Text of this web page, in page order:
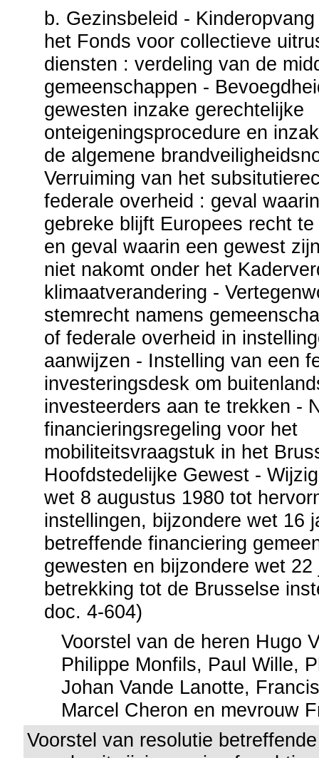
b. Gezinsbeleid -
het Fonds voor collectieve
diensten : verdeling van de
gemeenschappen -
gewesten inzake gerechtelijke
onteigeningsprocedure en
de algemene
Verruiming van het
federale overheid : geval
gebreke blijft Europees recht
en geval waarin een gewest
niet nakomt onder het
klimaatverandering -
stemrecht namens
of federale overheid in
aanwijzen - Instelling van een
investeringsdesk om
investeerders aan te trekken -
financieringsregeling voor het
mobiliteitsvraagstuk in het
Hoofdstedelijke Gewest -
wet 8 augustus 1980 tot
instellingen, bijzondere wet 16
betreffende financiering
gewesten en bijzondere wet
betrekking tot de Brusselse
doc. 4-604)
Voorstel van de heren Hugo
Philippe Monfils, Paul Wille,
Johan Vande Lanotte,
Marcel Cheron en mevrouw
Voorstel van resolutie